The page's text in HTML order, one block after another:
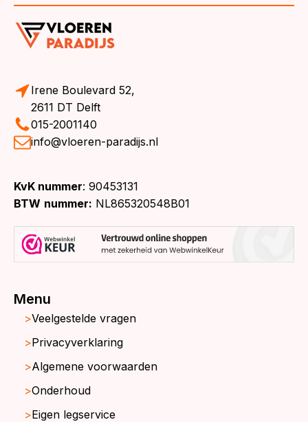
Irene Boulevard 52,
2611 DT Delft
015-2001140
info@vloeren-paradijs.nl
KvK nummer: 90453131
BTW nummer: NL865320548B01
Menu
Veelgestelde vragen
Privacyverklaring
Algemene voorwaarden
Onderhoud
Eigen legservice